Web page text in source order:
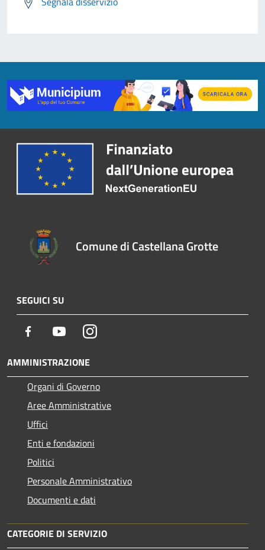
Comune di Castellana Grotte
SEGUICI SU
Facebook YoutubeInstagram
AMMINISTRAZIONE
Organi di Governo
Aree Amministrative
Uffici
Enti e fondazioni
Politici
Personale Amministrativo
Documenti e dati
CATEGORIE DI SERVIZIO